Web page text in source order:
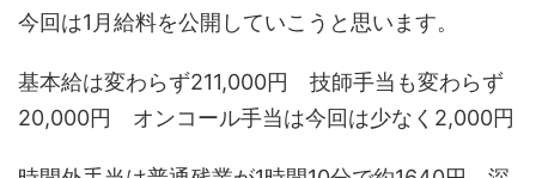
今回は1月給料を公開していこうと思います。
基本給は変わらず211,000円 技師手当も変わらず
20,000円 オンコール手当は今回は少なく2,000円